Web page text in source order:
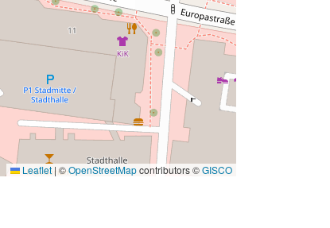
Leaflet |©OpenStreetMapcontributors ©GISCO